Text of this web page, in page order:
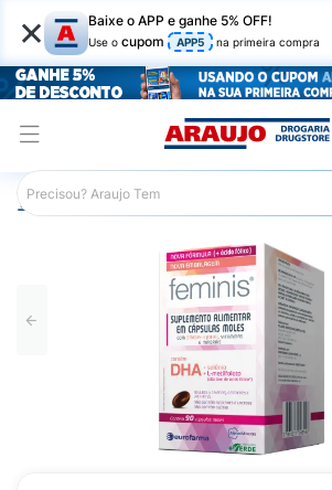
× Baixe o APP e ganhe 5% OFF!
Use o cupom APP5 na primeira compra
Araujo Saúde e Bem Estar